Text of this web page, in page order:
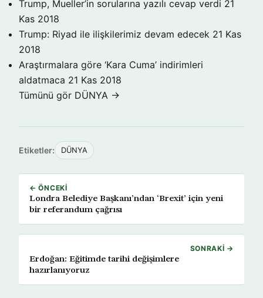
Trump, Mueller’in sorularına yazılı cevap verdi 21
Kas 2018
Trump: Riyad ile ilişkilerimiz devam edecek 21 Kas
2018
Araştırmalara göre ‘Kara Cuma’ indirimleri
aldatmaca 21 Kas 2018
Tümünü gör DÜNYA →
Etiketler: DÜNYA
← ÖNCEKI
Londra Belediye Başkanı’ndan ‘Brexit’ için yeni
bir referandum çağrısı
SONRAKI →
Erdoğan: Eğitimde tarihi değişimlere
hazırlanıyoruz